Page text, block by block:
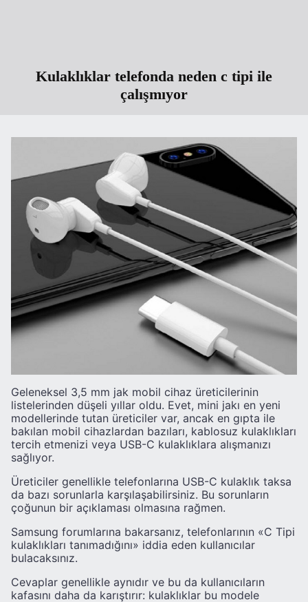
Kulaklıklar telefonda neden c tipi ile
çalışmıyor
Geleneksel 3,5 mm jak mobil cihaz üreticilerinin
listelerinden düşeli yıllar oldu. Evet, mini jakı en yeni
modellerinde tutan üreticiler var, ancak en gıpta ile
bakılan mobil cihazlardan bazıları, kablosuz kulaklıkları
tercih etmenizi veya USB-C kulaklıklara alışmanızı
sağlıyor.
Üreticiler genellikle telefonlarına USB-C kulaklık taksa
da bazı sorunlarla karşılaşabilirsiniz. Bu sorunların
çoğunun bir açıklaması olmasına rağmen.
Samsung forumlarına bakarsanız, telefonlarının «C Tipi
kulaklıkları tanımadığını» iddia eden kullanıcılar
bulacaksınız.
Cevaplar genellikle aynıdır ve bu da kullanıcıların
kafasını daha da karıştırır: kulaklıklar bu modele